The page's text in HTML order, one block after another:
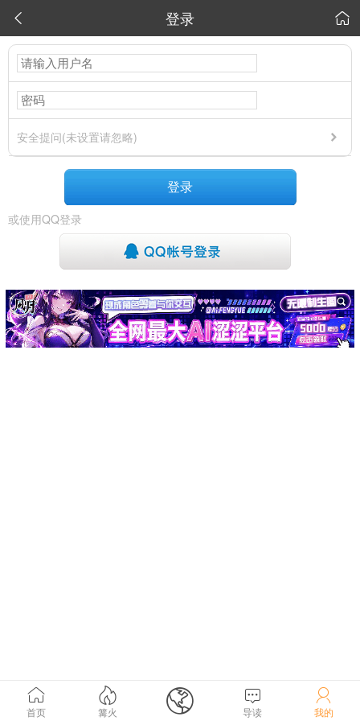
 登录 
安全提问(未设置请忽略)
登录
或使用QQ登录

首页

篝火  
导读

我的